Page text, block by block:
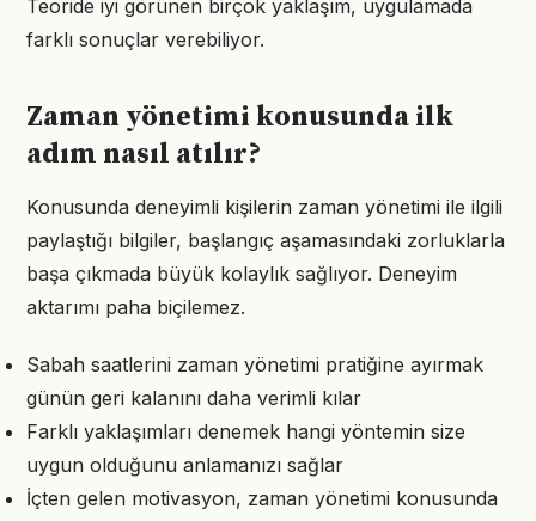
Teoride iyi görünen birçok yaklaşım, uygulamada
farklı sonuçlar verebiliyor.
Zaman yönetimi konusunda ilk
adım nasıl atılır?
Konusunda deneyimli kişilerin zaman yönetimi ile ilgili
paylaştığı bilgiler, başlangıç aşamasındaki zorluklarla
başa çıkmada büyük kolaylık sağlıyor. Deneyim
aktarımı paha biçilemez.
Sabah saatlerini zaman yönetimi pratiğine ayırmak
günün geri kalanını daha verimli kılar
Farklı yaklaşımları denemek hangi yöntemin size
uygun olduğunu anlamanızı sağlar
İçten gelen motivasyon, zaman yönetimi konusunda